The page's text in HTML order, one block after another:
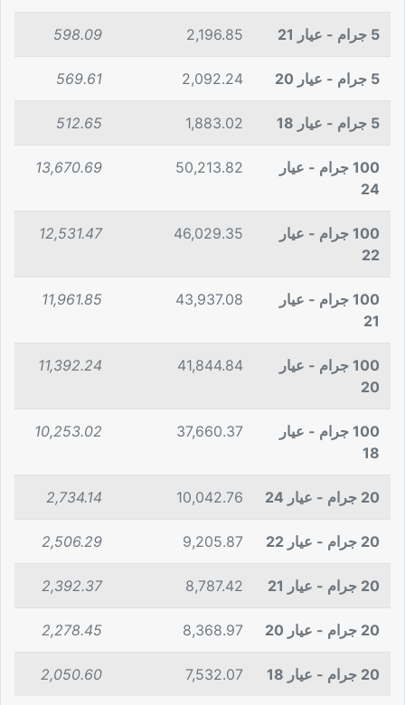
5 جرام - عيار 21 2,196.85
598.09
5 جرام - عيار 20 2,092.24
569.61
5 جرام - عيار 18 1,883.02
512.65
100 جرام - عيار
24
50,213.82
13,670.69
100 جرام - عيار
22
46,029.35
12,531.47
100 جرام - عيار
21
43,937.08
11,961.85
100 جرام - عيار
20
41,844.84
11,392.24
100 جرام - عيار
18
37,660.37
10,253.02
20 جرام - عيار 24 10,042.76
2,734.14
20 جرام - عيار 22 9,205.87
2,506.29
20 جرام - عيار 21 8,787.42
2,392.37
20 جرام - عيار 20 8,368.97
2,278.45
20 جرام - عيار 18 7,532.07
2,050.60